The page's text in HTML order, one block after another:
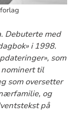
Debuterte med
i 1998.
som
nominert til
som oversetter
og
på